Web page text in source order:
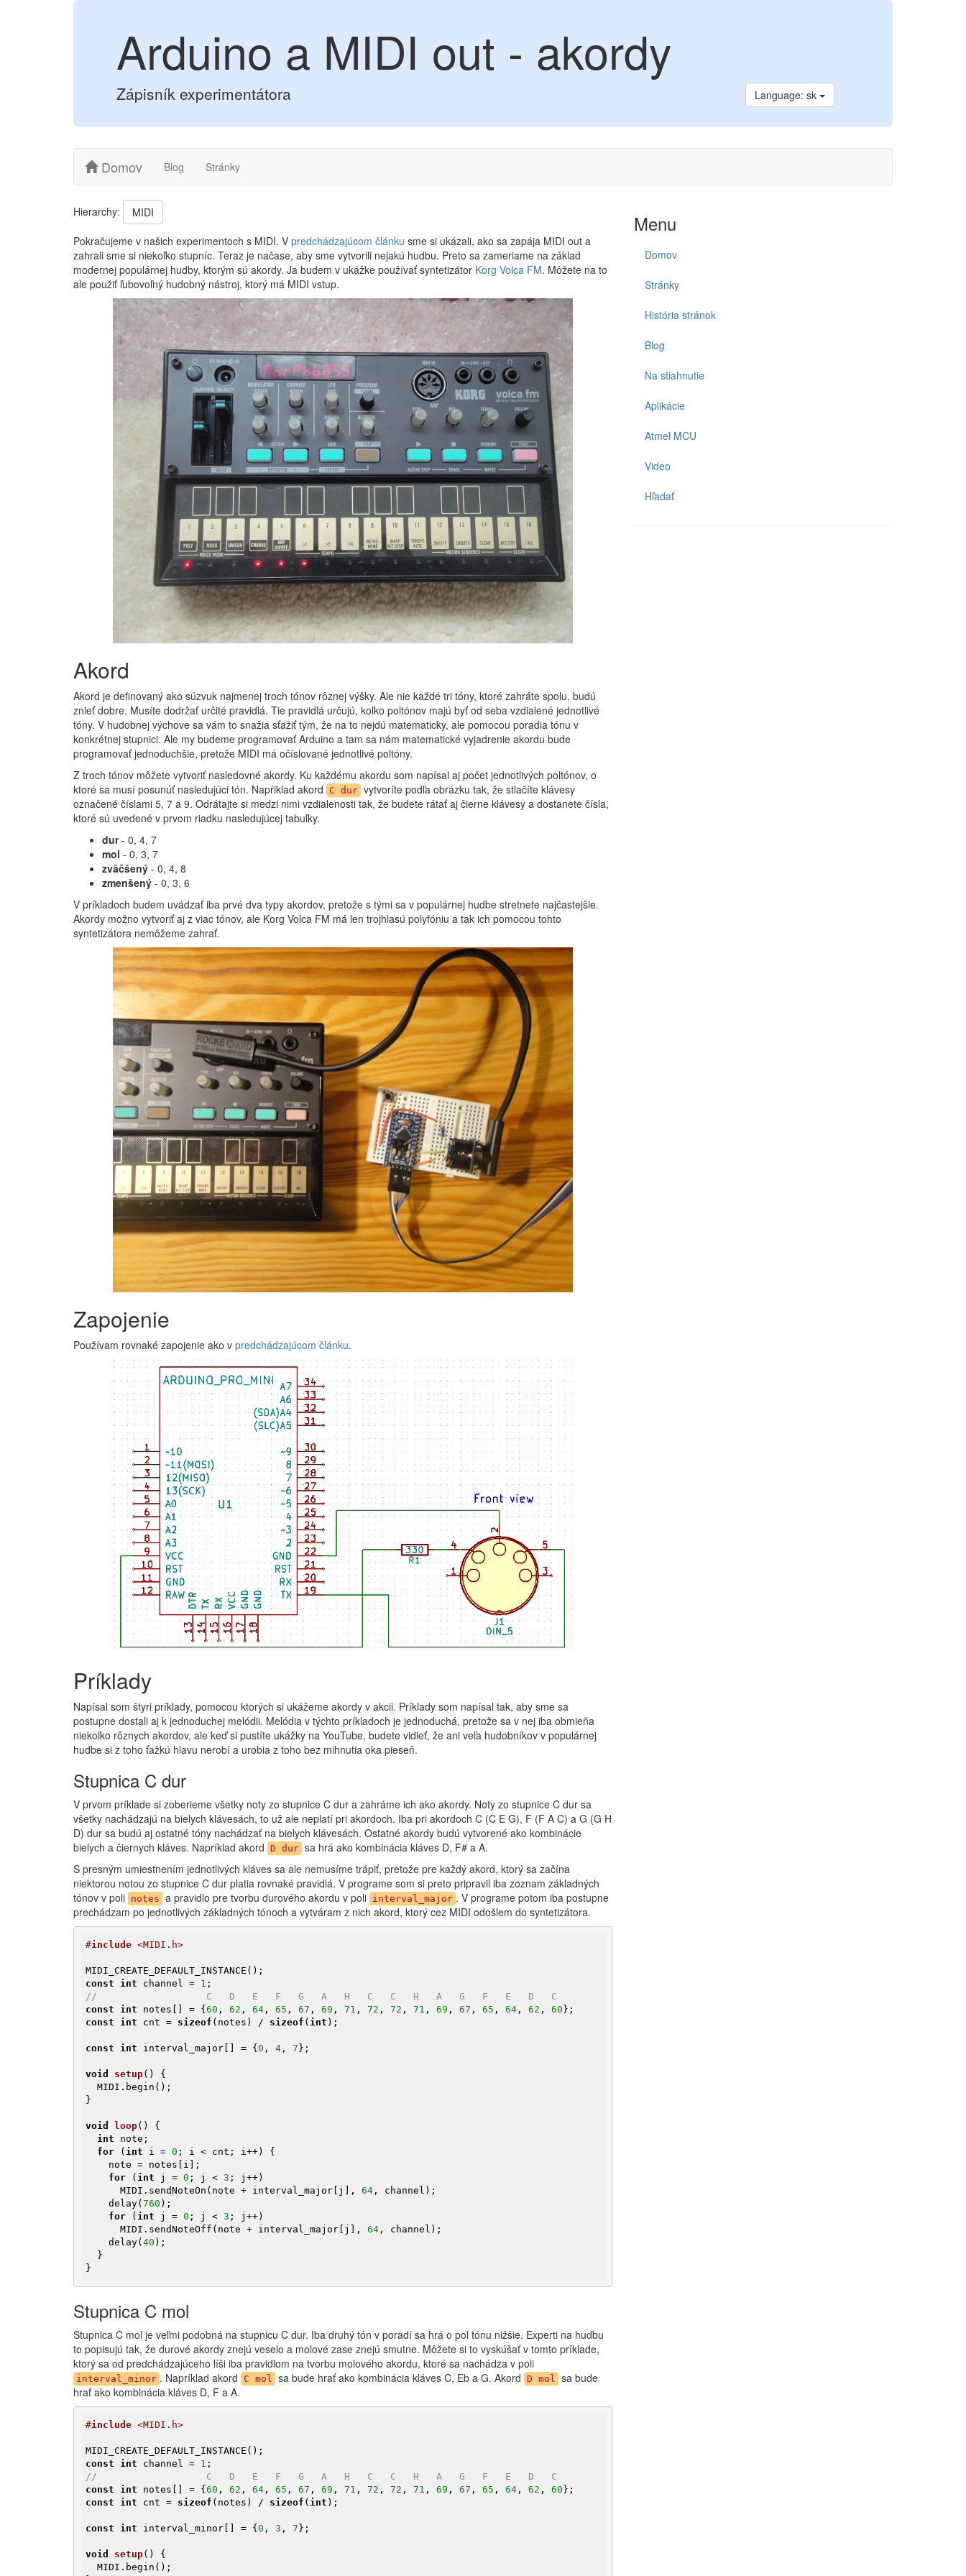
Arduino a MIDI out - akordy
Zápisník experimentátora Language: sk
Domov Blog Stránky
Hierarchy:
MIDI
Pokračujeme v našich experimentoch s MIDI. V predchádzajúcom článku sme si ukázali, ako sa zapája MIDI out a
zahrali sme si niekoľko stupníc. Teraz je načase, aby sme vytvorili nejakú hudbu. Preto sa zameriame na základ
modernej populárnej hudby, ktorým sú akordy. Ja budem v ukážke používať syntetizátor Korg Volca FM. Môžete na to
ale použiť ľubovoľný hudobný nástroj, ktorý má MIDI vstup.
Akord
Akord je definovaný ako súzvuk najmenej troch tónov rôznej výšky. Ale nie každé tri tóny, ktoré zahráte spolu, budú
znieť dobre. Musíte dodržať určité pravidlá. Tie pravidlá určujú, koľko poltónov majú byť od seba vzdialené jednotlivé
tóny. V hudobnej výchove sa vám to snažia sťažiť tým, že na to nejdú matematicky, ale pomocou poradia tónu v
konkrétnej stupnici. Ale my budeme programovať Arduino a tam sa nám matematické vyjadrenie akordu bude
programovať jednoduchšie, pretože MIDI má očíslované jednotlivé poltóny.
Z troch tónov môžete vytvoriť nasledovné akordy. Ku každému akordu som napísal aj počet jednotlivých poltónov, o
ktoré sa musí posunúť nasledujúci tón. Napŕiklad akord
C dur vytvoríte podľa obrázku tak, že stlačíte klávesy
označené číslami 5, 7 a 9. Odrátajte si medzi nimi vzdialenosti tak, že budete rátať aj čierne klávesy a dostanete čísla,
ktoré sú uvedené v prvom riadku nasledujúcej tabuľky.
dur- 0, 4, 7
mol - 0, 3, 7
zväčšený - 0, 4, 8
zmenšený - 0, 3, 6
V príkladoch budem uvádzať iba prvé dva typy akordov, pretože s tými sa v populárnej hudbe stretnete najčastejšie.
Akordy možno vytvoriť aj z viac tónov, ale Korg Volca FM má len trojhlasú polyfóniu a tak ich pomocou tohto
syntetizátora nemôžeme zahrať.
Zapojenie
Používam rovnaké zapojenie ako v predchádzajúcom článku.
Príklady
Napísal som štyri príklady, pomocou ktorých si ukážeme akordy v akcii. Príklady som napísal tak, aby sme sa
postupne dostali aj k jednoduchej melódii. Melódia v týchto príkladoch je jednoduchá, pretože sa v nej iba obmieňa
niekoľko rôznych akordov, ale keď si pustíte ukážky na YouTube, budete vidieť, že ani veľa hudobníkov v populárnej
hudbe si z toho ťažkú hlavu nerobí a urobia z toho bez mihnutia oka pieseň.
Stupnica C dur
V prvom príklade si zoberieme všetky noty zo stupnice C dur a zahráme ich ako akordy. Noty zo stupnice C dur sa
všetky nachádzajú na bielych klávesách, to už ale neplatí pri akordoch. Iba pri akordoch C (C E G), F (F A C) a G (G H
D) dur sa budú aj ostatné tóny nachádzať na bielych klávesách. Ostatné akordy budú vytvorené ako kombinácie
bielych a čiernych kláves. Napríklad akord D dur sa hrá ako kombinácia kláves D, F# a A.
S presným umiestnením jednotlivých kláves sa ale nemusíme trápiť, pretože pre každý akord, ktorý sa začína
niektorou notou zo stupnice C dur platia rovnaké pravidlá. V programe som si preto pripravil iba zoznam základných
tónov v poli notes a pravidlo pre tvorbu durového akordu v poli interval_major . V programe potom iba postupne
prechádzam po jednotlivých základných tónoch a vytváram z nich akord, ktorý cez MIDI odošlem do syntetizátora.
#include <MIDI.h>
const
int channel = 1
//                   C   D   E   F   G   A   H   C   C   H   A   G   F   E   D   C
const
int notes[] = { 60 , 62 , 64 , 65 , 67 , 69 , 71 , 72 , 72 , 71 , 69 , 67 , 65 , 64 , 62 , 60
const
int cnt = sizeof (notes) / sizeof ( int );
const int interval_major[] = { 0 , 4 , 7 };
void setup()
{
}
void loop()
{
int note;
for ( int i = 0 ; i < cnt; i++) {
for ( int j = 0 ; j < 3 ; j++)
      MIDI.sendNoteOn(note + interval_major[j],
64 , channel);
    delay(
760 );
for ( int j = 0 ; j < 3 ; j++)
      MIDI.sendNoteOff(note + interval_major[j],
64 , channel);
    delay(
40 );
}
Stupnica C mol
Stupnica C mol je veľmi podobná na stupnicu C dur. Iba druhý tón v poradí sa hrá o pol tónu nižšie. Experti na hudbu
to popisujú tak, že durové akordy znejú veselo a molové zase znejú smutne. Môžete si to vyskúšať v tomto príklade,
ktorý sa od predchádzajúceho líši iba pravidlom na tvorbu molového akordu, ktoré sa nachádza v poli
interval_minor . Napríklad akord C mol sa bude hrať ako kombinácia kláves C, Eb a G. Akord D mol sa bude
hrať ako kombinácia kláves D, F a A.
#include <MIDI.h>
const
int channel = 1
//                   C   D   E   F   G   A   H   C   C   H   A   G   F   E   D   C
const
int notes[] = { 60 , 62 , 64 , 65 , 67 , 69 , 71 , 72 , 72 , 71 , 69 , 67 , 65 , 64 , 62 , 60
const
int cnt = sizeof (notes) / sizeof ( int );
const int interval_minor[] = { 0 , 3 , 7 };
void setup()
{
Menu
Domov
Stránky
História stránok
Blog
Na stiahnutie
Aplikácie
Atmel MCU
Video
Hľadať